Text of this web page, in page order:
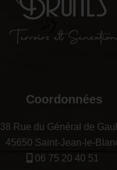
Coordonnées
38 Rue du Général de
45650 Saint-Jean-le-
06 75 20 40 51